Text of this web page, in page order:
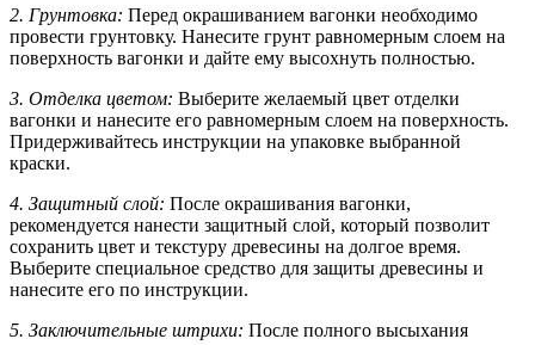
2. Грунтовка: Перед окрашиванием вагонки необходимо
провести грунтовку. Нанесите грунт равномерным слоем на
поверхность вагонки и дайте ему высохнуть полностью.
3. Отделка цветом: Выберите желаемый цвет отделки
вагонки и нанесите его равномерным слоем на поверхность.
Придерживайтесь инструкции на упаковке выбранной
краски.
4. Защитный слой: После окрашивания вагонки,
рекомендуется нанести защитный слой, который позволит
сохранить цвет и текстуру древесины на долгое время.
Выберите специальное средство для защиты древесины и
нанесите его по инструкции.
5. Заключительные штрихи: После полного высыхания